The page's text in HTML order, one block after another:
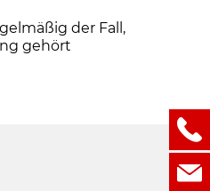
der Fall,
gehört